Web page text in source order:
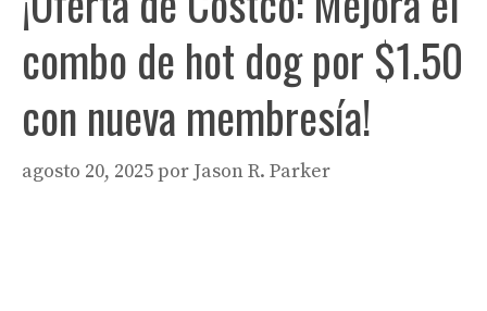
combo de hot dog por $1.50
con nueva membresía!
agosto 20, 2025por Jason R. Parker